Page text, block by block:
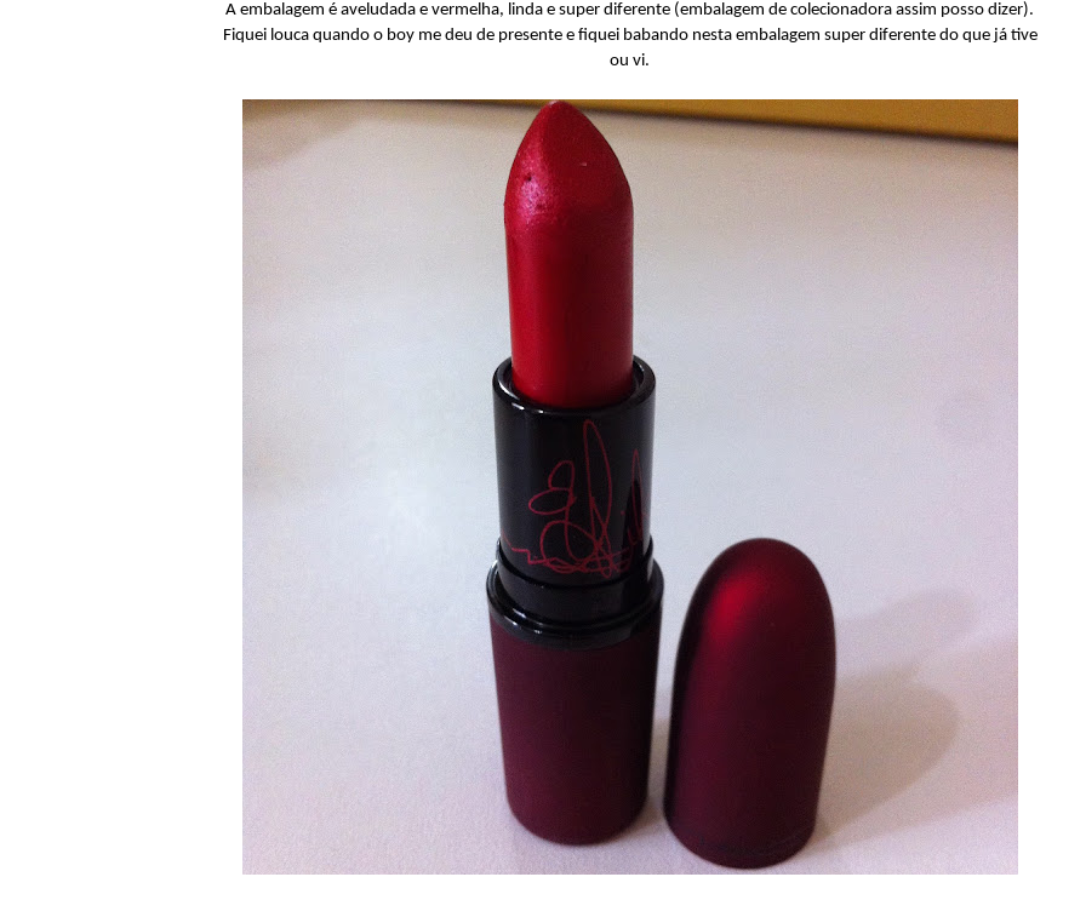
A embalagem é aveludada e vermelha, linda e super diferente (embalagem de colecionadora assim posso dizer).
Fiquei louca quando o boy me deu de presente e fiquei babando nesta embalagem super diferente do que já tive
ou vi.